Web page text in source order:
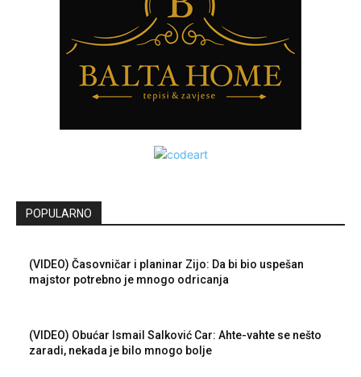
POPULARNO
(VIDEO) Časovničar i planinar Zijo: Da bi bio uspešan
majstor potrebno je mnogo odricanja
(VIDEO) Obućar Ismail Salković Car: Ahte-vahte se nešto
zaradi, nekada je bilo mnogo bolje